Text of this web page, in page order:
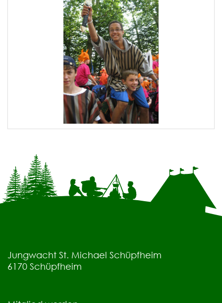
Jungwacht St. Michael Schüpfheim
6170 Schüpfheim